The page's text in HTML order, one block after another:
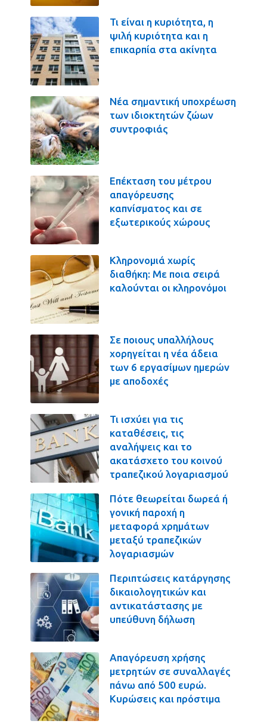
Τι είναι η κυριότητα, η
ψιλή κυριότητα και η
επικαρπία στα ακίνητα
Νέα σημαντική υποχρέωση
των ιδιοκτητών ζώων
συντροφιάς
Επέκταση του μέτρου
απαγόρευσης
καπνίσματος και σε
εξωτερικούς χώρους
Κληρονομιά χωρίς
διαθήκη: Με ποια σειρά
καλούνται οι κληρονόμοι
Σε ποιους υπαλλήλους
χορηγείται η νέα άδεια
των 6 εργασίμων ημερών
με αποδοχές
Τι ισχύει για τις
καταθέσεις, τις
αναλήψεις και το
ακατάσχετο του κοινού
τραπεζικού λογαριασμού
Πότε θεωρείται δωρεά ή
γονική παροχή η
μεταφορά χρημάτων
μεταξύ τραπεζικών
λογαριασμών
Περιπτώσεις κατάργησης
δικαιολογητικών και
αντικατάστασης με
υπεύθυνη δήλωση
Απαγόρευση χρήσης
μετρητών σε συναλλαγές
πάνω από 500 ευρώ.
Κυρώσεις και πρόστιμα